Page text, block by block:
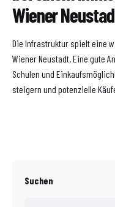
Wiener
Die Infrastruktur spielt eine
Wiener Neustadt. Eine gute
Schulen und
steigern und potenzielle
Suchen